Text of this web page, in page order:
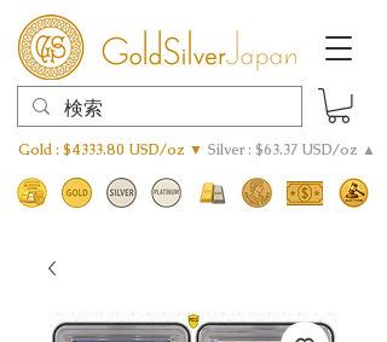
Gold : $4333.80 USD/oz ▼ Silver : $63.37 USD/oz ▲